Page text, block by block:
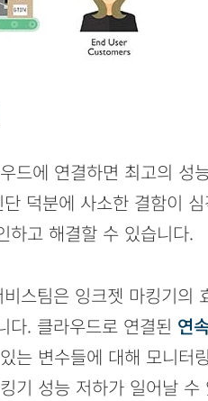
드에 연결하면 최고의 성
덕분에 사소한 결함이
하고 해결할 수 있습니다.
스팀은 잉크젯 마킹기의
다. 클라우드로 연결된 연
는 변수들에 대해 모니터
기 성능 저하가 일어날